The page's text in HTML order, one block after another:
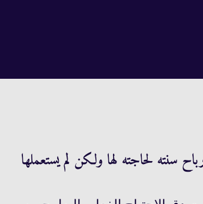
سنته لحاجته لها ولكن لم يستعملها